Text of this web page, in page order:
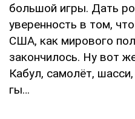
большой игры. Дать
уверенность в том,
США, как мирового
закончилось. Ну вот
Кабул, самолёт,
гы…